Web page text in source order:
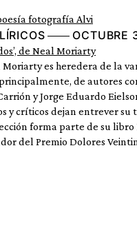
OCTUBRE
de Neal Moriarty
Moriarty es heredera de la
de autores
y Jorge Eduardo
y críticos dejan entrever su
forma parte de su libro
del Premio Dolores